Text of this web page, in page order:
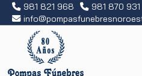
981 821 968
981 870 931
info